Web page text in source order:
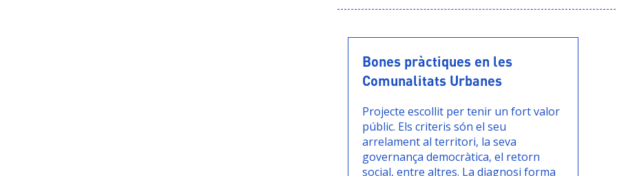
Bones pràctiques en les
Comunalitats Urbanes
Projecte escollit per tenir un fort valor
públic. Els criteris són el seu
arrelament al territori, la seva
governança democràtica, el retorn
social, entre altres. La diagnosi forma